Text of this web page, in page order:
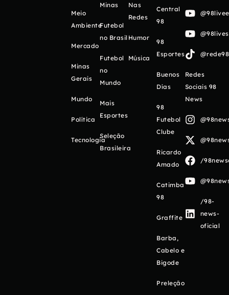
Meio
Ambiente
Mercado
Minas
Gerais
Mundo
Política
Tecnologia
Minas
Futebol
no Brasil
Futebol
no
Mundo
Mais
Esportes
Seleção
Brasileira
Nas
Redes
Humor
Música
Central
98
98
Esportes
Buenos
Días
98
Futebol
Clube
Ricardo
Amado
Catimba
98
Graffite
Barba,
Cabelo e
Bigode
Preleção
Redes
Sociais 98
News
/
/98-
news-
oficial